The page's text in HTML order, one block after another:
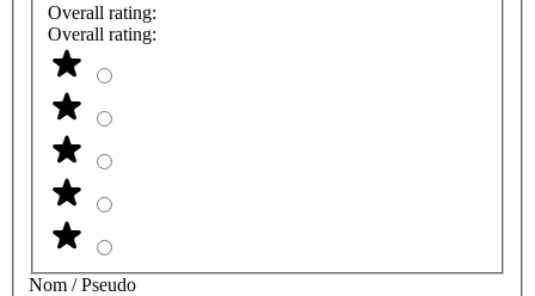
Overall rating:
Overall rating:
Nom / Pseudo